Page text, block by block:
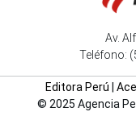
Av.
Teléfono:
Editora Perú
© 2025 Agencia